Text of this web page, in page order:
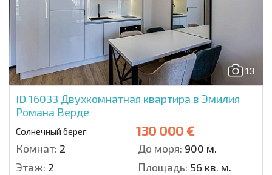
13
ID 16033 Двухкомнатная квартира в Эмилия
Романа Верде
Солнечный берег 130 000 €
Комнат: 2 До моря: 900 м.
Этаж: 2 Площадь: 56 кв. м.